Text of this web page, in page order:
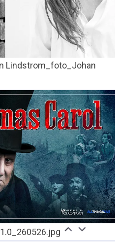
Lindstrom_foto_Johan